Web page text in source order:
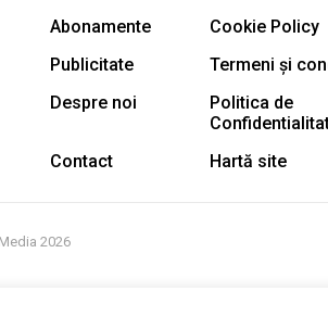
Abonamente
Cookie Policy
Publicitate
Termeni și
Despre noi
Politica de
Contact
Hartă site
2026